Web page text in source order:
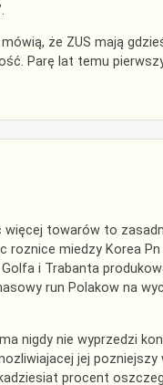
że ZUS mają
Parę lat temu
więcej towarów to
miedzy Korea Pn
i Trabanta
run Polakow na
nigdy nie wyprzedzi
jej
procent